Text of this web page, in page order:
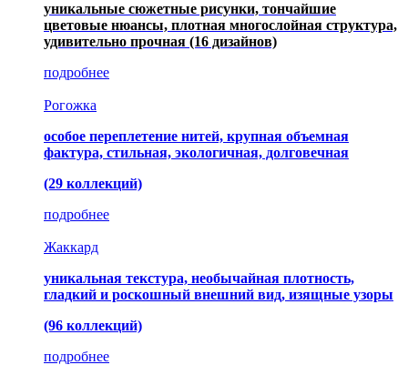
уникальные сюжетные рисунки, тончайшие
цветовые нюансы, плотная многослойная структура,
удивительно прочная (16 дизайнов)
подробнее
Рогожка
особое переплетение нитей, крупная объемная
фактура, стильная, экологичная, долговечная
(29 коллекций)
подробнее
Жаккард
уникальная текстура, необычайная плотность,
гладкий и роскошный внешний вид, изящные узоры
(96 коллекций)
подробнее